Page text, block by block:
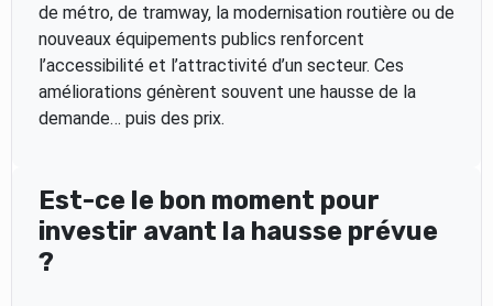
de métro, de tramway, la modernisation routière ou de
nouveaux équipements publics renforcent
l’accessibilité et l’attractivité d’un secteur. Ces
améliorations génèrent souvent une hausse de la
demande… puis des prix.
Est-ce le bon moment pour
investir avant la hausse prévue
?